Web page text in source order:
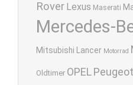
Rover Lexus Maserati
Mercedes-
Mitsubishi Lancer Motorrad
Oldtimer OPELPeugeot